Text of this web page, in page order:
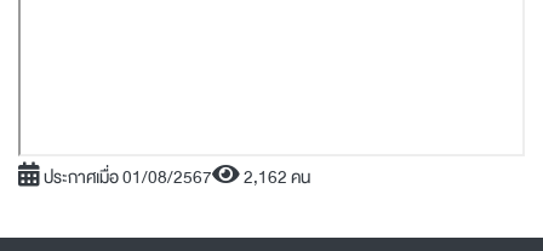
ประกาศเมื่อ 01/08/2567 2,162 คน